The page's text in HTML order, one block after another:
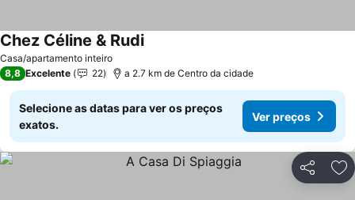
Casa/apartamento inteiro
Chez Céline & Rudi
8,8 Excelente 22 a 2.7 km de Centro da cidade
Selecione as datas para ver os preços
exatos.
Ver preços
Partilhar